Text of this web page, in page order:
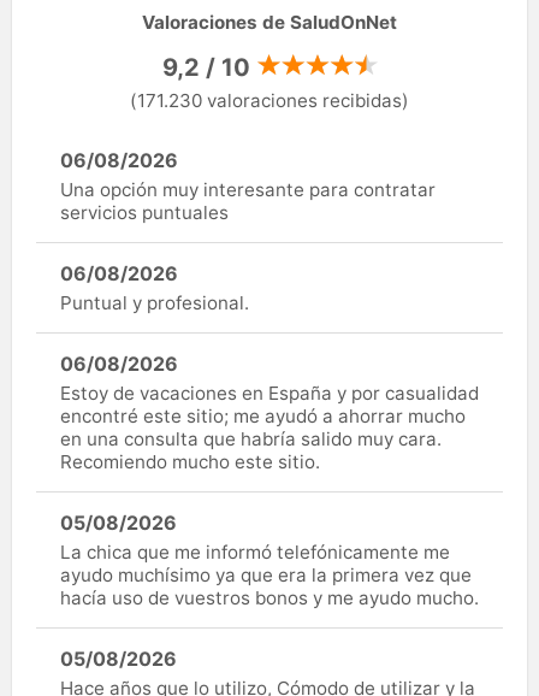
Valoraciones de SaludOnNet
9,2 / 10
(171.230 valoraciones recibidas)
06/08/2026
Una opción muy interesante para contratar
servicios puntuales
06/08/2026
Puntual y profesional.
06/08/2026
Estoy de vacaciones en España y por casualidad
encontré este sitio; me ayudó a ahorrar mucho
en una consulta que habría salido muy cara.
Recomiendo mucho este sitio.
05/08/2026
La chica que me informó telefónicamente me
ayudo muchísimo ya que era la primera vez que
hacía uso de vuestros bonos y me ayudo mucho.
05/08/2026
Hace años que lo utilizo, Cómodo de utilizar y la